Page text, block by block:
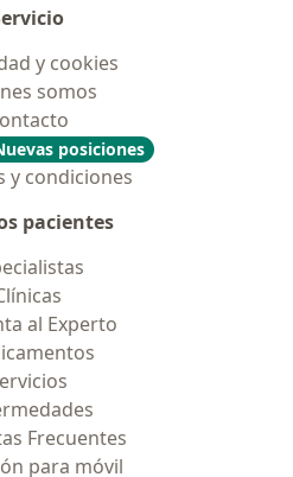
y cookies
somos
posiciones
y condiciones
pacientes
al Experto
Frecuentes
para móvil